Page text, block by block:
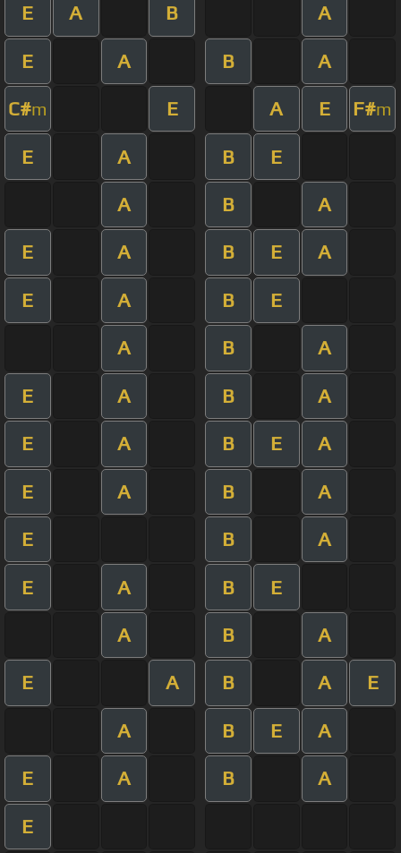
E A B A
E A B A
C#m E A E F#m
E A B E
A B A
E A B E A
E A B E
A B A
E A B A
E A B E A
E A B A
E B A
E A B E
A B A
E A B A E
A B E A
E A B A
E